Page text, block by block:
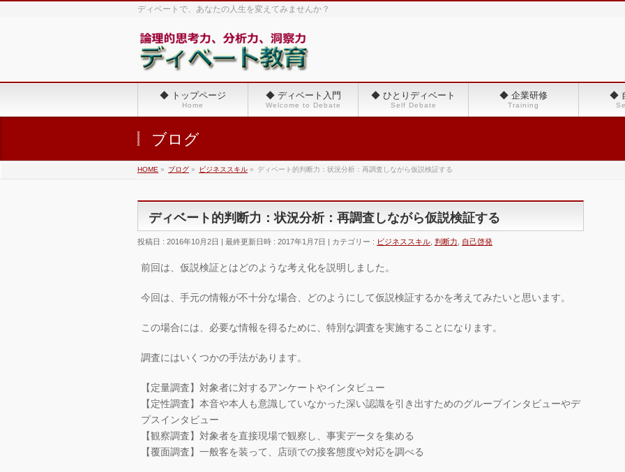
ディベートで、あなたの人生を変えてみませんか？
◆ トップページ
Home
◆ ディベート入門
Welcome to Debate
◆ ひとりディベート
Self Debate
◆ 企業研修
Training
◆
ブログ
HOME » ブログ » ビジネススキル » ディベート的判断力：状況分析：再調査しながら仮説検証する
ディベート的判断力：状況分析：再調査しながら仮説検証する
投稿日 : 2016年10月2日 最終更新日時 : 2017年1月7日 カテゴリー : ビジネススキル 判断力 自己啓発
前回は、仮説検証とはどのような考え化を説明しました。
今回は、手元の情報が不十分な場合、どのようにして仮説検証するかを考えてみたいと思います。
この場合には、必要な情報を得るために、特別な調査を実施することになります。
調査にはいくつかの手法があります。
【定量調査】対象者に対するアンケートやインタビュー
【定性調査】本音や本人も意識していなかった深い認識を引き出すためのグループインタビューやデ
プスインタビュー
【観察調査】対象者を直接現場で観察し、事実データを集める
【覆面調査】一般客を装って、店頭での接客態度や対応を調べる